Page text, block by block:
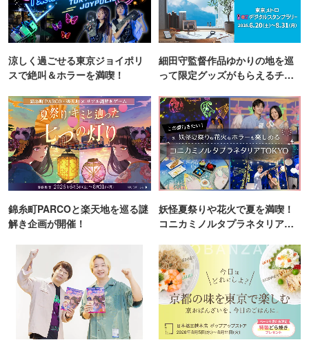
涼しく過ごせる東京ジョイポリ
スで絶叫＆ホラーを満喫！
細田守監督作品ゆかりの地を巡
って限定グッズがもらえるチャ
錦糸町PARCOと楽天地を巡る謎
解き企画が開催！
妖怪夏祭りや花火で夏を満喫！
コニカミノルタプラネタリア